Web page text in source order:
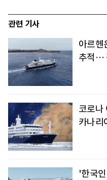
관련 기사
아르헨
추적…
코로나
카나리
'한국